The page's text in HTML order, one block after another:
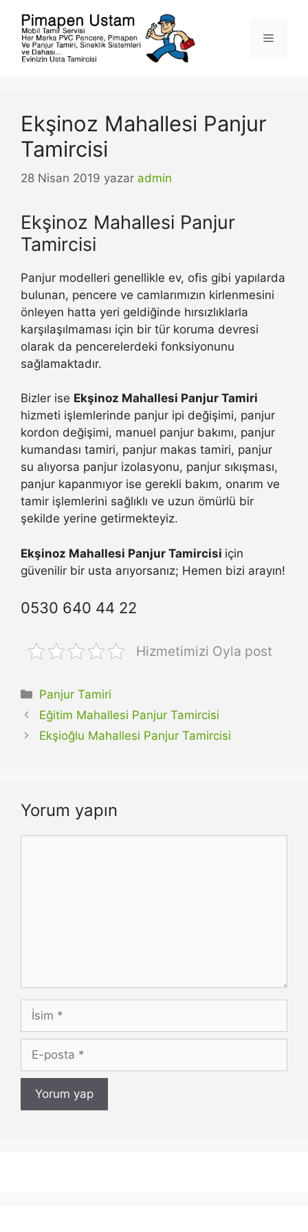
Menü
Ekşinoz Mahallesi Panjur
Tamircisi
28 Nisan 2019 yazar admin
Ekşinoz Mahallesi Panjur
Tamircisi
Panjur modelleri genellikle ev, ofis gibi yapılarda
bulunan, pencere ve camlarımızın kirlenmesini
önleyen hatta yeri geldiğinde hırsızlıklarla
karşılaşılmaması için bir tür koruma devresi
olarak da pencerelerdeki fonksiyonunu
sağlamaktadır.
Bizler ise Ekşinoz Mahallesi Panjur Tamiri
hizmeti işlemlerinde panjur ipi değişimi, panjur
kordon değişimi, manuel panjur bakımı, panjur
kumandası tamiri, panjur makas tamiri, panjur
su alıyorsa panjur izolasyonu, panjur sıkışması,
panjur kapanmıyor ise gerekli bakım, onarım ve
tamir işlemlerini sağlıklı ve uzun ömürlü bir
şekilde yerine getirmekteyiz.
Ekşinoz Mahallesi Panjur Tamircisi için
güvenilir bir usta arıyorsanız; Hemen bizi arayın!
0530 640 44 22
Hizmetimizi Oyla post
Kategoriler
Panjur Tamiri
Eğitim Mahallesi Panjur Tamircisi
Ekşioğlu Mahallesi Panjur Tamircisi
Yorum yapın
İsim
posta